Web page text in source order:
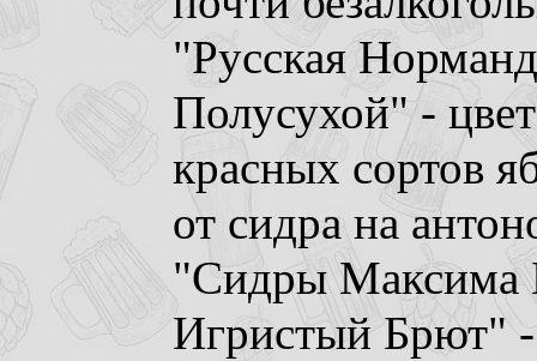
"Русская
Полусухой" -
красных сортов
от сидра на
"Сидры Максима
Игристый Брют"